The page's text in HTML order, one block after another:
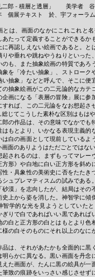
二郎 - 積層と透層」 美学者 谷
個展テキスト 於、宇フォーラム
とは、画面のなかにこれこれと
あたって定義することができる
に再認しえない絵画であると。
りや垂れや跳ねやうねりといっ
のも、また抽象絵画の特質であ
象を「冷たい抽象」、ストロー
い抽象」などと呼んで、そこに便
の抽象絵画がこの二元論的なカテ
企画になる「表層の冒険」展に参
すれば、この二元論をなお想起
総じてこうした素朴な区別はもは
の作品は、その意味でなかでも
はもとより、いかなる表現主義
は白の画面として現前している
面のありようはただごとではない
されるのは、まずもってマレー
方形》や白地に白い正方形を斜
性・具象性の美術史に否をたた
シュプレマティスムの試みである
砂漠」を志向したが、結局はその
史上から姿を消した。神智学に傾
智学的な光を見ようとしていた
ぎりで白であればいい黒であれば
の白と正方形の白とはもとより
様の白そのものにそれ以上のな
は、それがあたかも全面的に黒
明らかに異なる。黒い画面を丹念
えた画面が、たんに黒の絵具が
筆致の痕跡をいっさい感じさせず